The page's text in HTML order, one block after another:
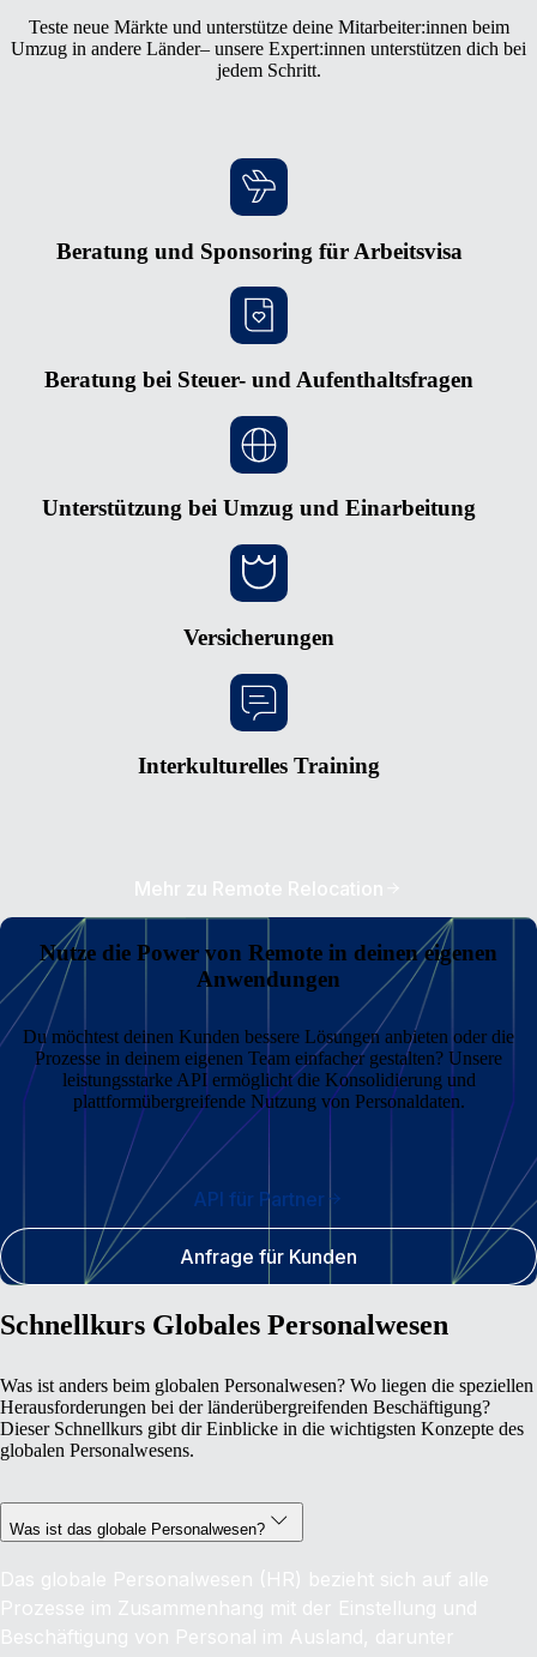
Teste neue Märkte und unterstütze deine Mitarbeiter:innen beim
Umzug in andere Länder– unsere Expert:innen unterstützen dich bei
jedem Schritt.
Beratung und Sponsoring für Arbeitsvisa
Beratung bei Steuer- und Aufenthaltsfragen
Unterstützung bei Umzug und Einarbeitung
Versicherungen
Interkulturelles Training
Mehr zu Remote Relocation
Nutze die Power von Remote in deinen eigenen
Anwendungen
Du möchtest deinen Kunden bessere Lösungen anbieten oder die
Prozesse in deinem eigenen Team einfacher gestalten? Unsere
leistungsstarke API ermöglicht die Konsolidierung und
plattformübergreifende Nutzung von Personaldaten.
API für Partner
Anfrage für Kunden
Schnellkurs Globales Personalwesen
Was ist anders beim globalen Personalwesen? Wo liegen die speziellen
Herausforderungen bei der länderübergreifenden Beschäftigung?
Dieser Schnellkurs gibt dir Einblicke in die wichtigsten Konzepte des
globalen Personalwesens.
Was ist das globale Personalwesen?
Das globale Personalwesen (HR) bezieht sich auf alle
Prozesse im Zusammenhang mit der Einstellung und
Beschäftigung von Personal im Ausland, darunter